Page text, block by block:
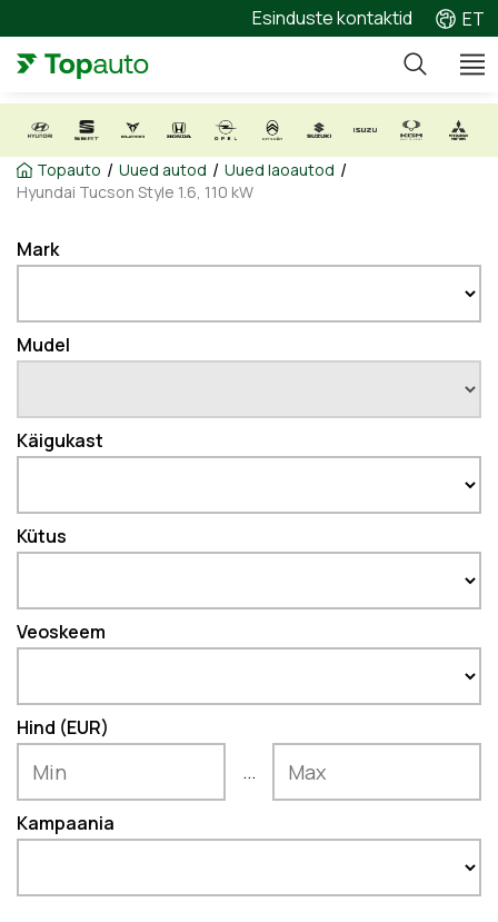
Esinduste kontaktid ET
Topauto / Uued autod / Uued laoautod /
Hyundai Tucson Style 1.6, 110 kW
Mark
Mudel
Käigukast
Kütus
Veoskeem
Hind (EUR)
...
Kampaania